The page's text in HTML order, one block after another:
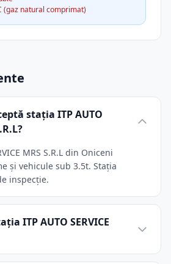
(gaz natural comprimat)
stația ITP AUTO
MRS S.R.L din Oniceni
și vehicule sub 3.5t. Stația
inspecție.
ITP AUTO SERVICE